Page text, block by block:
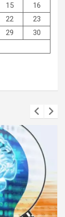
15
16
22
23
29
30